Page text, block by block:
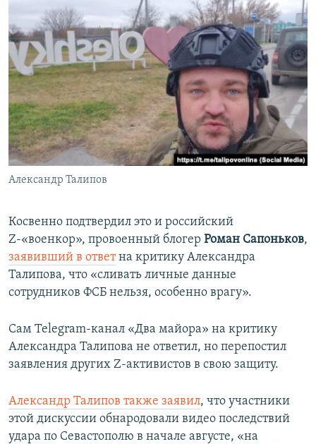
Александр Талипов
Косвенно подтвердил это и российский
Z-«военкор», провоенный блогер Роман Сапоньков,
заявивший в ответна критику Александра
Талипова, что «сливать личные данные
сотрудников ФСБ нельзя, особенно врагу».
Сам Telegram-канал «Два майора» на критику
Александра Талипова не ответил, но перепостил
заявления других Z-активистов в свою защиту.
Александр Талипов также заявил, что участники
этой дискуссии обнародовали видео последствий
удара по Севастополю в начале августе, «на